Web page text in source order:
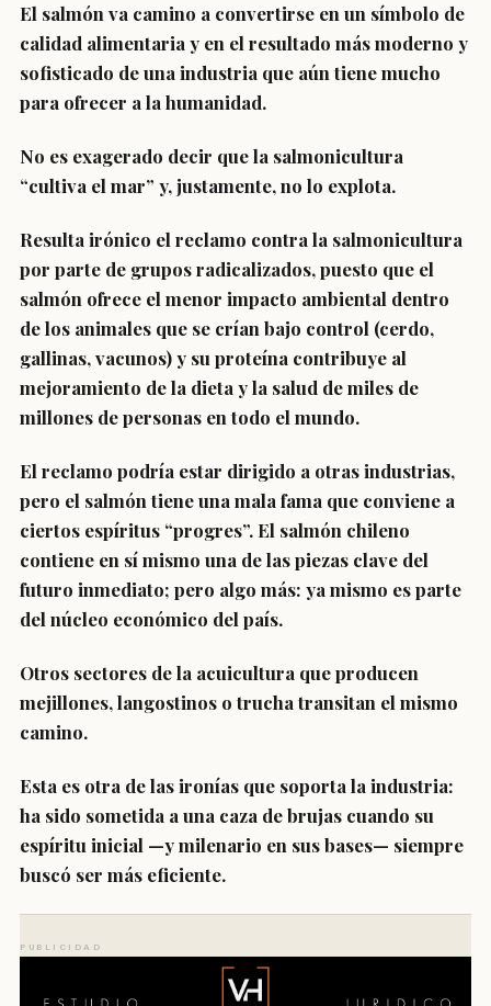
El salmón va camino a convertirse en un símbolo de
calidad alimentaria y en el resultado más moderno y
sofisticado de una industria que aún tiene mucho
para ofrecer a la humanidad.
No es exagerado decir que la salmonicultura
“cultiva el mar” y, justamente, no lo explota.
Resulta irónico el reclamo contra la salmonicultura
por parte de grupos radicalizados, puesto que el
salmón ofrece el menor impacto ambiental dentro
de los animales que se crían bajo control (cerdo,
gallinas, vacunos) y su proteína contribuye al
mejoramiento de la dieta y la salud de miles de
millones de personas en todo el mundo.
El reclamo podría estar dirigido a otras industrias,
pero el salmón tiene una mala fama que conviene a
ciertos espíritus “progres”. El salmón chileno
contiene en sí mismo una de las piezas clave del
futuro inmediato; pero algo más: ya mismo es parte
del núcleo económico del país.
Otros sectores de la acuicultura que producen
mejillones, langostinos o trucha transitan el mismo
camino.
Esta es otra de las ironías que soporta la industria:
ha sido sometida a una caza de brujas cuando su
espíritu inicial —y milenario en sus bases— siempre
buscó ser más eficiente.
PUBLICIDAD